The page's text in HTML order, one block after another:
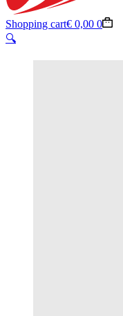
Shopping cart€ 0,00 0
🔍